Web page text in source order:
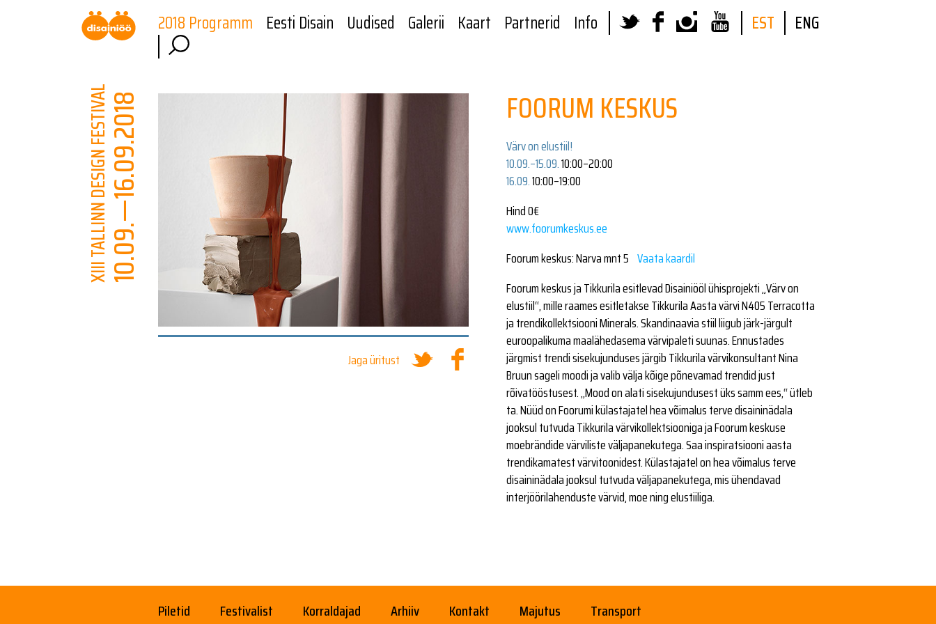
2018 Programm Eesti Disain Uudised Galerii Kaart Partnerid Info EST ENG
XIII TALLINN DESIGN FESTIVAL10.09.—16.09.2018
Jaga üritust
FOORUM KESKUS
Värv on elustiil!
10.09.–15.09.10:00–20:00
16.09.10:00–19:00
Hind 0€
www.foorumkeskus.ee
Foorum keskus: Narva mnt 5 Vaata kaardil
Foorum keskus ja Tikkurila esitlevad Disainiööl ühisprojekti „Värv on
elustiil“, mille raames esitletakse Tikkurila Aasta värvi N405 Terracotta
ja trendikollektsiooni Minerals. Skandinaavia stiil liigub järk-järgult
euroopalikuma maalähedasema värvipaleti suunas. Ennustades
järgmist trendi sisekujunduses järgib Tikkurila värvikonsultant Nina
Bruun sageli moodi ja valib välja kõige põnevamad trendid just
rõivatööstusest. „Mood on alati sisekujundusest üks samm ees,“ ütleb
ta. Nüüd on Foorumi külastajatel hea võimalus terve disaininädala
jooksul tutvuda Tikkurila värvikollektsiooniga ja Foorum keskuse
moebrändide värviliste väljapanekutega. Saa inspiratsiooni aasta
trendikamatest värvitoonidest. Külastajatel on hea võimalus terve
disaininädala jooksul tutvuda väljapanekutega, mis ühendavad
interjöörilahenduste värvid, moe ning elustiiliga.
Piletid Festivalist Korraldajad Arhiiv Kontakt Majutus Transport